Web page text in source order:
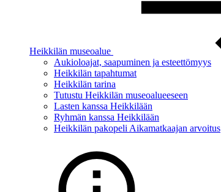
Heikkilän museoalue
Aukioloajat, saapuminen ja esteettömyys
Heikkilän tapahtumat
Heikkilän tarina
Tutustu Heikkilän museoalueeseen
Lasten kanssa Heikkilään
Ryhmän kanssa Heikkilään
Heikkilän pakopeli Aikamatkaajan arvoitus